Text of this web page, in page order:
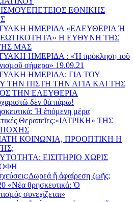
EΘΝΙΚHΣ
ΗΜΕΡΙΔΑ «EΛΕΥΘΕΡΙΑ Ή
Η ΕΥΘΥΝΗ ΤΗΣ
ΜΑΣ
ΗΜΕΡΙΔΑ : «Ἡ πρόκληση τοῦ
σήμερα» 19.09.21
ΗΜΕΡΙΔΑ: ΓΙΑ ΤΟΥ
ΤΗΝ ΠΙΣΤΗ ΤΗΝ ΑΓΙΑ ΚΑΙ ΤΗΣ
ΤΗΝ ΕΛΕΥΘΕΡΙΑ
δὲν θὰ πάρω!
Ἡ ἑπόμενη μέρα
Θεραπεῖες:«ΙΑΤΡΙΚΗ» ΤΗΣ
ΚΟΙΝΩΝΙΑ, ΠΡΟΟΠΤΙΚΗ Η
ΕΙΣΙΤΗΡΙΟ ΧΩΡΙΣ
Δωρεά ἤ ἀφαίρεση ζωῆς;
«Νέα θρησκευτικά: Ὁ
συνεχίζεται»